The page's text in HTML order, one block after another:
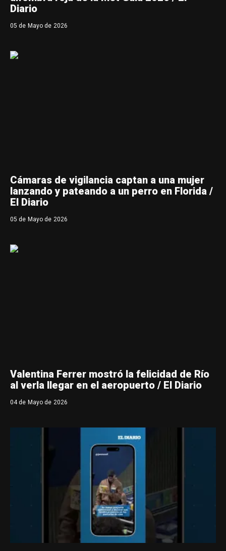
Diario
05 de Mayo de 2026
Cámaras de vigilancia captan a una mujer
lanzando y pateando a un perro en Florida /
El Diario
05 de Mayo de 2026
Valentina Ferrer mostró la felicidad de Río
al verla llegar en el aeropuerto / El Diario
04 de Mayo de 2026